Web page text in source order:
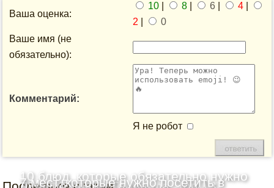
Ваша оценка:
10 8 6 4
2
0
Ваше имя (не
обязательно):
Комментарий:
Я не робот
10 блюд, которые обязательно нужно
7 мест, которые нужно посетить в